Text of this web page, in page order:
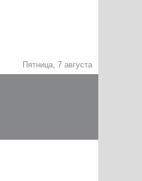
Пятница, 7 августа